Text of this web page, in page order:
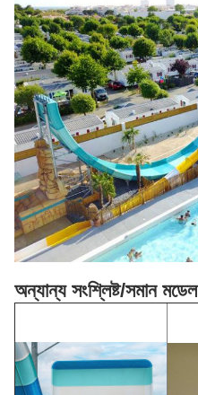
অন্যান্য সংশ্লিষ্ট/সমান মডেল